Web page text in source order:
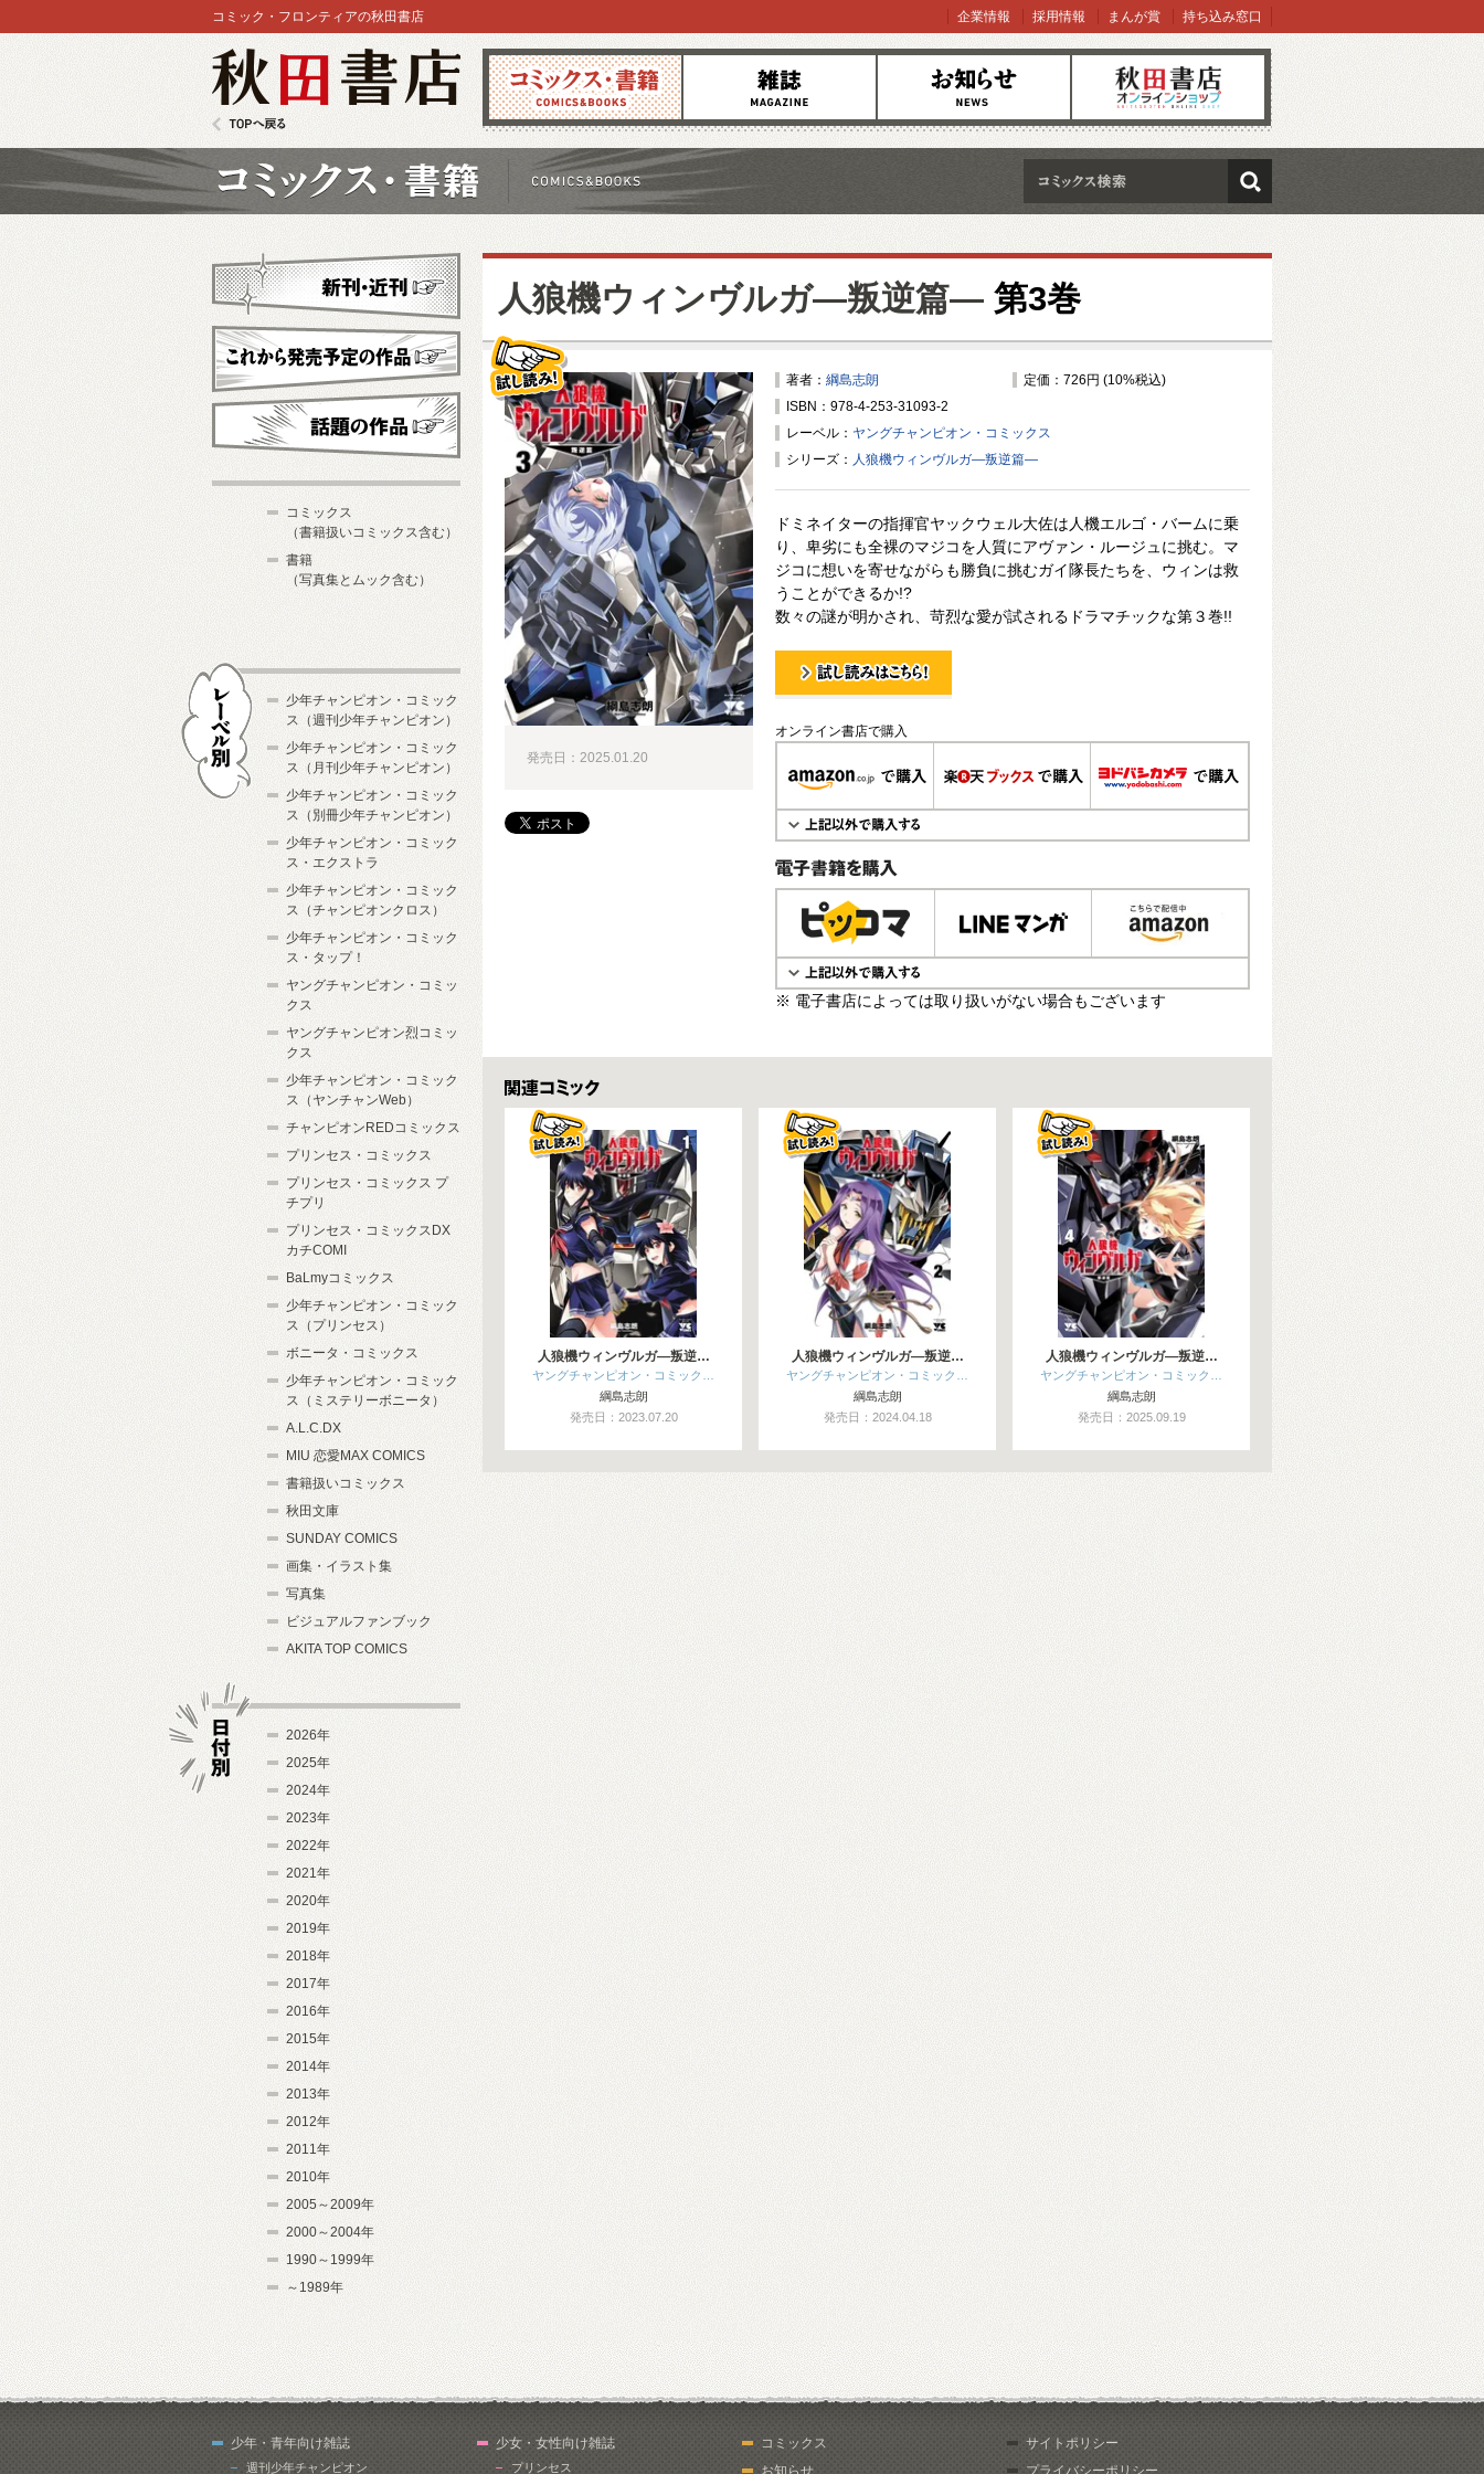
コミックス 雑誌 お知らせ オンラインショップ
コミック・フロンティアの秋田書店 企業情報 採用情報 まんが賞 持ち込み窓口
検索
人狼機ウィンヴルガ―叛逆篇― 第3巻
著者： 綱島志朗
定価：726円 (10%税込)
ISBN：978-4-253-31093-2
レーベル： ヤングチャンピオン・コミックス
シリーズ： 人狼機ウィンヴルガ―叛逆篇―
ドミネイターの指揮官ヤックウェル大佐は人機エルゴ・バームに乗
り、卑劣にも全裸のマジコを人質にアヴァン・ルージュに挑む。マ
ジコに想いを寄せながらも勝負に挑むガイ隊長たちを、ウィンは救
うことができるか!?
数々の謎が明かされ、苛烈な愛が試されるドラマチックな第３巻!!
試し読み！
オンライン書店で購入
電子書籍で購入
※ 電子書店によっては取り扱いがない場合もございます
発売日：2025.01.20
関連コミックス
人狼機ウィンヴルガ―叛逆…
ヤングチャンピオン・コミック…
綱島志朗
発売日：2023.07.20
人狼機ウィンヴルガ―叛逆…
ヤングチャンピオン・コミック…
綱島志朗
発売日：2024.04.18
人狼機ウィンヴルガ―叛逆…
ヤングチャンピオン・コミック…
綱島志朗
発売日：2025.09.19
新刊・近刊
これから発売予定
コミックス
（書籍扱いコミックス含む）
書籍
（写真集とムック含む）
少年チャンピオン・コミック
ス（週刊少年チャンピオン）
少年チャンピオン・コミック
ス（月刊少年チャンピオン）
少年チャンピオン・コミック
ス（別冊少年チャンピオン）
少年チャンピオン・コミック
ス・エクストラ
少年チャンピオン・コミック
ス（チャンピオンクロス）
少年チャンピオン・コミック
ス・タップ！
ヤングチャンピオン・コミッ
クス
ヤングチャンピオン烈コミッ
クス
少年チャンピオン・コミック
ス（ヤンチャンWeb）
チャンピオンREDコミックス
プリンセス・コミックス
プリンセス・コミックス プ
チプリ
プリンセス・コミックスDX
カチCOMI
BaLmyコミックス
少年チャンピオン・コミック
ス（プリンセス）
ボニータ・コミックス
少年チャンピオン・コミック
ス（ミステリーボニータ）
A.L.C.DX
MIU 恋愛MAX COMICS
書籍扱いコミックス
秋田文庫
SUNDAY COMICS
画集・イラスト集
写真集
ビジュアルファンブック
AKITA TOP COMICS
2026年
2025年
2024年
2023年
2022年
2021年
2020年
2019年
2018年
2017年
2016年
2015年
2014年
2013年
2012年
2011年
2010年
2005～2009年
2000～2004年
1990～1999年
～1989年
少年・青年向け雑誌
週刊少年チャンピオン
少女・女性向け雑誌
プリンセス
コミックス
お知らせ
サイトポリシー
プライバシーポリシー